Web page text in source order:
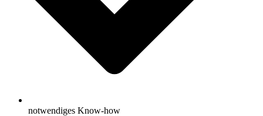
notwendiges Know-how